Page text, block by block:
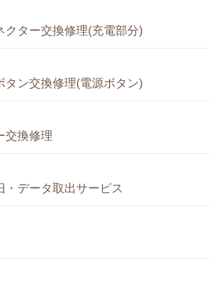
クター交換修理(充電部分)
タン交換修理(電源ボタン)
交換修理
・データ取出サービス